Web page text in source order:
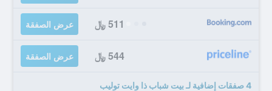
511 ﷼ عرض الصفقة
544 ﷼ عرض الصفقة
4 صفقات إضافية لـ بيت شباب ذا وايت توليب